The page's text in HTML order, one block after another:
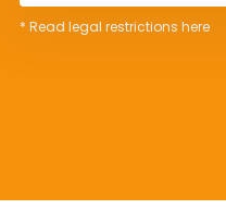
* Read legal restrictions here